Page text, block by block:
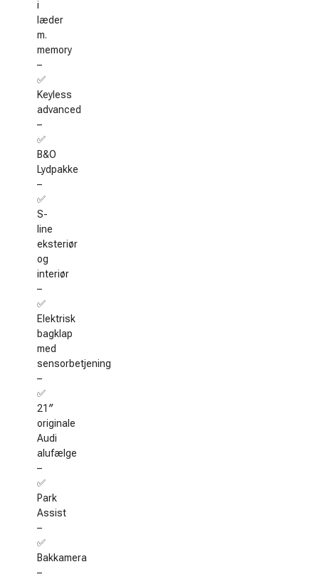
i
læder
m.
memory
–
✅
Keyless
advanced
–
✅
B&O
Lydpakke
–
✅
S-
line
eksteriør
og
interiør
–
✅
Elektrisk
bagklap
med
sensorbetjening
–
✅
21″
originale
Audi
alufælge
–
✅
Park
Assist
–
✅
Bakkamera
–